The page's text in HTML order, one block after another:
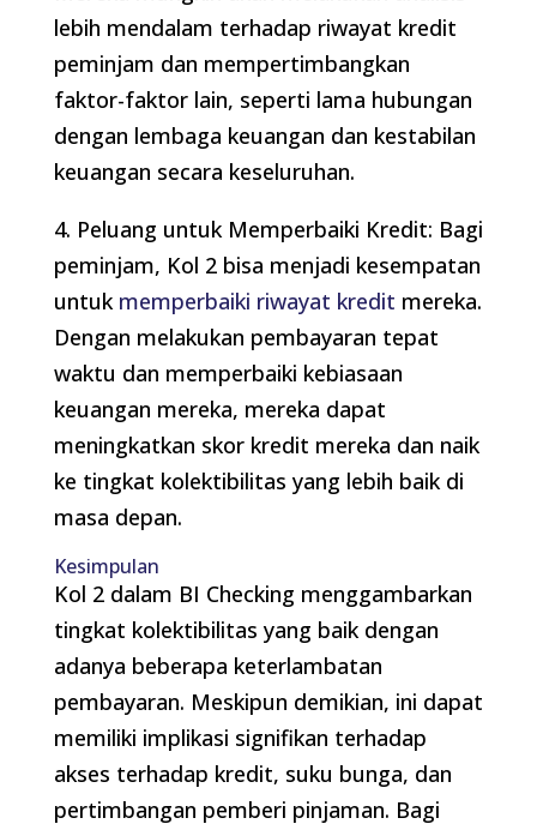
lebih mendalam terhadap riwayat kredit
peminjam dan mempertimbangkan
faktor-faktor lain, seperti lama hubungan
dengan lembaga keuangan dan kestabilan
keuangan secara keseluruhan.
4. Peluang untuk Memperbaiki Kredit: Bagi
peminjam, Kol 2 bisa menjadi kesempatan
untuk memperbaiki riwayat kredit mereka.
Dengan melakukan pembayaran tepat
waktu dan memperbaiki kebiasaan
keuangan mereka, mereka dapat
meningkatkan skor kredit mereka dan naik
ke tingkat kolektibilitas yang lebih baik di
masa depan.
Kesimpulan
Kol 2 dalam BI Checking menggambarkan
tingkat kolektibilitas yang baik dengan
adanya beberapa keterlambatan
pembayaran. Meskipun demikian, ini dapat
memiliki implikasi signifikan terhadap
akses terhadap kredit, suku bunga, dan
pertimbangan pemberi pinjaman. Bagi